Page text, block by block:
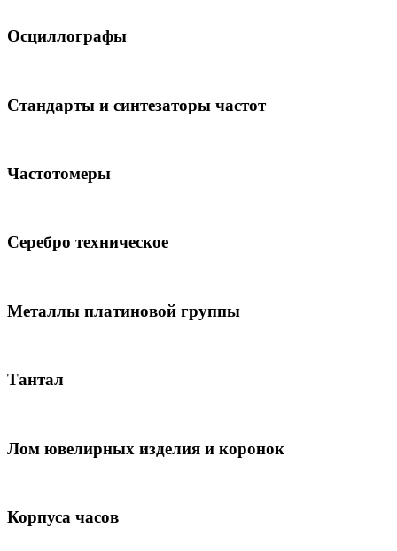
Осциллографы
Стандарты и синтезаторы частот
Частотомеры
Серебро техническое
Металлы платиновой группы
Тантал
Лом ювелирных изделия и коронок
Корпуса часов